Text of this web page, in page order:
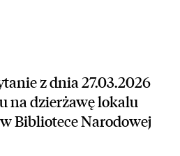
z dnia 27.03.2026
na dzierżawę lokalu
Bibliotece Narodowej